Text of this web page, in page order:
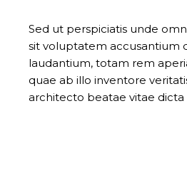
Sed ut perspiciatis unde
sit voluptatem accusantium
laudantium, totam rem
quae ab illo inventore
architecto beatae vitae dicta